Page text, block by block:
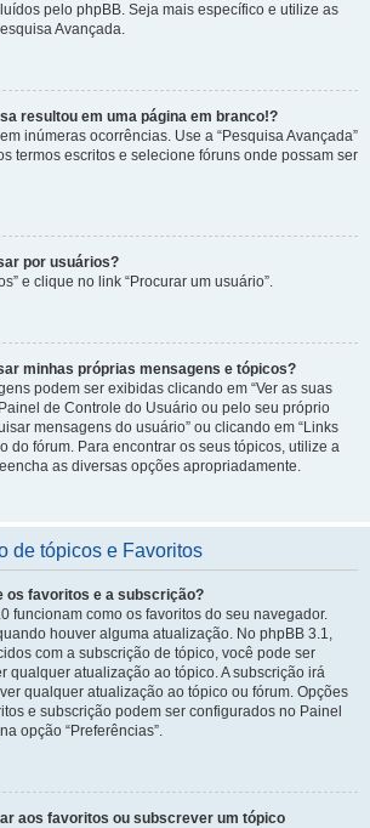
pelo phpBB. Seja mais específico e utilize as
Avançada.
resultou em uma página em branco!?
inúmeras ocorrências. Use a “Pesquisa Avançada”
termos escritos e selecione fóruns onde possam ser
por usuários?
e clique no link “Procurar um usuário”.
minhas próprias mensagens e tópicos?
podem ser exibidas clicando em “Ver as suas
de Controle do Usuário ou pelo seu próprio
mensagens do usuário” ou clicando em “Links
do fórum. Para encontrar os seus tópicos, utilize a
as diversas opções apropriadamente.
de tópicos e Favoritos
os favoritos e a subscrição?
funcionam como os favoritos do seu navegador.
houver alguma atualização. No phpBB 3.1,
com a subscrição de tópico, você pode ser
qualquer atualização ao tópico. A subscrição irá
qualquer atualização ao tópico ou fórum. Opções
e subscrição podem ser configurados no Painel
opção “Preferências”.
aos favoritos ou subscrever um tópico